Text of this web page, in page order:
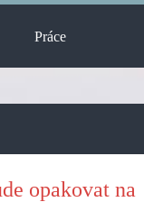
Práce
opakovat na